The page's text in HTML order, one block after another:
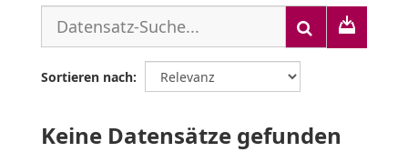
Sortieren nach
Keine Datensätze gefunden